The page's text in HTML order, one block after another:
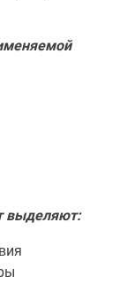
выделяют: